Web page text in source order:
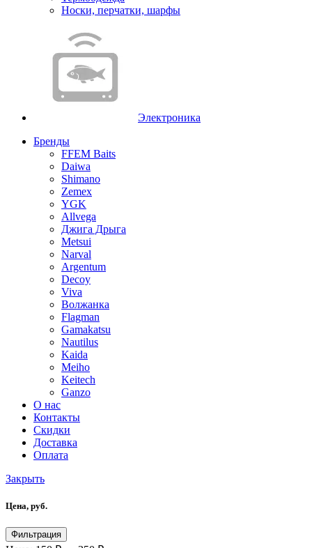
Носки, перчатки, шарфы
Электроника
Бренды
FFEM Baits
Daiwa
Shimano
Zemex
YGK
Allvega
Джига Дрыга
Metsui
Narval
Argentum
Decoy
Viva
Волжанка
Flagman
Gamakatsu
Nautilus
Kaida
Meiho
Keitech
Ganzo
О нас
Контакты
Скидки
Доставка
Оплата
Закрыть
Цена, руб.
Минимальная
цена
Максимальная
цена
Фильтрация